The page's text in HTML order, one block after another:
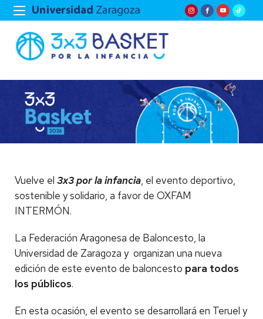
Vuelve el 3x3 por la infancia, el evento deportivo,
sostenible y solidario, a favor de OXFAM
INTERMÓN.
La Federación Aragonesa de Baloncesto, la
Universidad de Zaragoza y organizan una nueva
edición de este evento de baloncesto para todos
los públicos.
En esta ocasión, el evento se desarrollará en Teruel y